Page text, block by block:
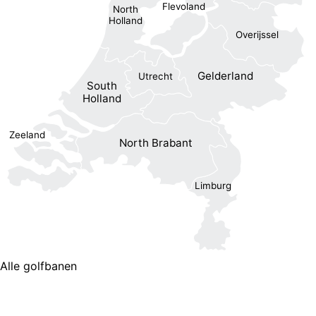
Flevoland
Gelderland
Limburg
North Brabant
North
Holland
Overijssel
South
Holland
Utrecht
Zeeland
Alle golfbanen